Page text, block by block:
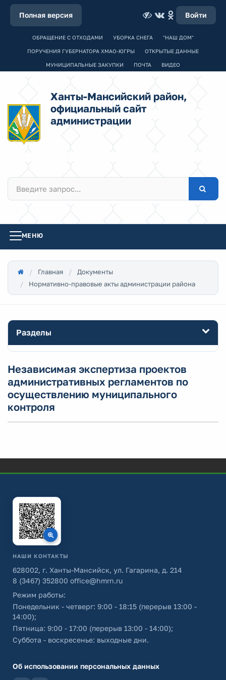
Полная версия Войти
ОБРАЩЕНИЕ С ОТХОДАМИ УБОРКА СНЕГА "НАШ ДОМ"
ПОРУЧЕНИЯ ГУБЕРНАТОРА ХМАО-ЮГРЫ ОТКРЫТЫЕ ДАННЫЕ
МУНИЦИПАЛЬНЫЕ ЗАКУПКИ ПОЧТА ВИДЕО
Ханты-Мансийский район,
официальный сайт
администрации
МЕНЮ
Главная
Документы
Нормативно-правовые акты администрации района
Разделы
Независимая экспертиза проектов
административных регламентов по
осуществлению муниципального
контроля
НАШИ КОНТАКТЫ
628002, г. Ханты-Мансийск, ул. Гагарина, д. 214
8 (3467) 352800 office@hmrn.ru
Режим работы:
Понедельник - четверг: 9:00 - 18:15 (перерыв 13:00 -
14:00);
Пятница: 9:00 - 17:00 (перерыв 13:00 - 14:00);
Суббота - воскресенье: выходные дни.
Об использовании персональных данных